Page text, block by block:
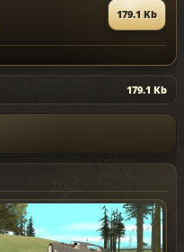
179.1 Kb
179.1 Kb